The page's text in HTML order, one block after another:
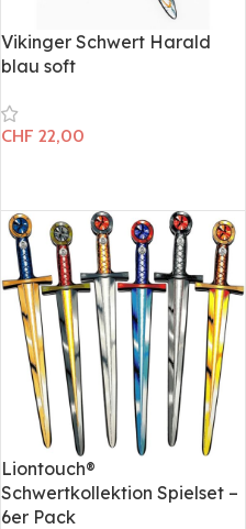
Vikinger Schwert Harald
blau soft
CHF 22,00
Liontouch®
Schwertkollektion Spielset –
6er Pack